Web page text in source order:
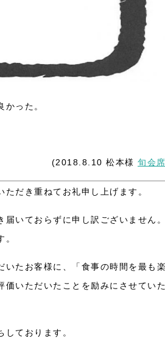
った。
(2018.8.10 松本様 旬会
だき重ねてお礼申し上げます。
届いておらずに申し訳ございません
いたお客様に、「食事の時間を最も
価いただいたことを励みにさせてい
ております。